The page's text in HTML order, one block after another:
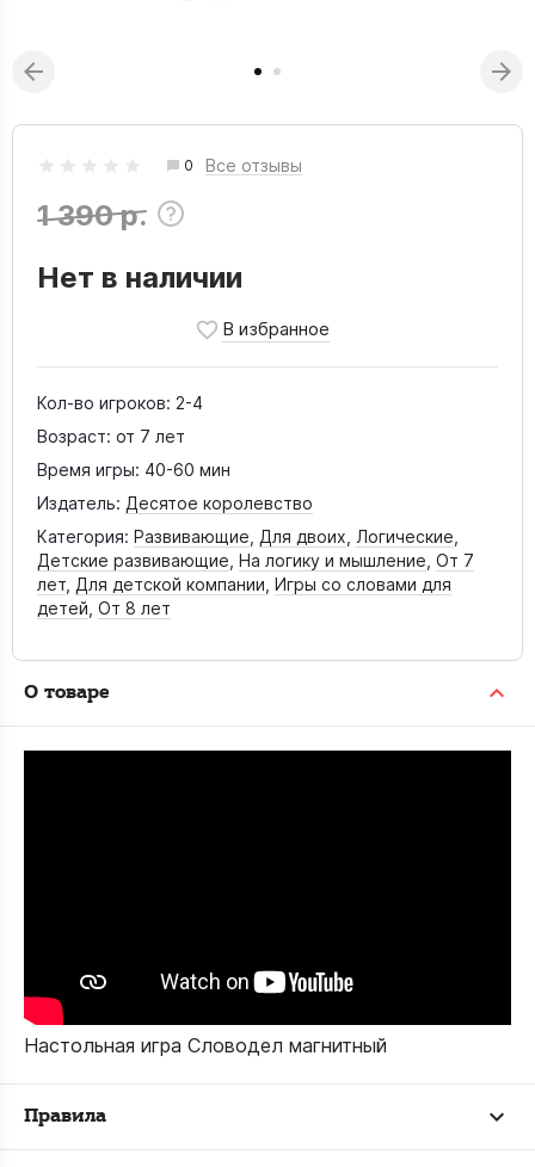
0 Все отзывы
1 390 р.
Нет в наличии
Кол-во игроков: 2-4
Возраст: от 7 лет
Время игры: 40-60 мин
Издатель: Десятое королевство
Категория: Развивающие Для двоих Логические
Детские развивающие На логику и мышление От 7
лет Для детской компании Игры со словами для
детей От 8 лет
О товаре
Настольная игра Словодел магнитный
Правила